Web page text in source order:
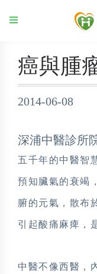
癌與腫
2014-06-08
深浦中醫診所
五千年的中醫智
預知臟氣的衰竭
腑的元氣，散布
引起酸痛麻痺，
中醫不像西醫，